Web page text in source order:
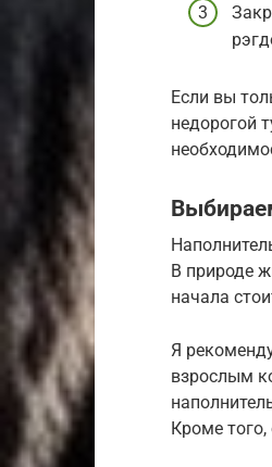
Если вы
недорогой
В природе
начала
Я
взрослым
Кроме